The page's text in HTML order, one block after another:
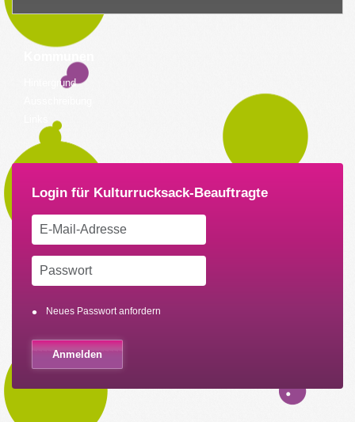
Hintergrund
Neues Passwort anfordern